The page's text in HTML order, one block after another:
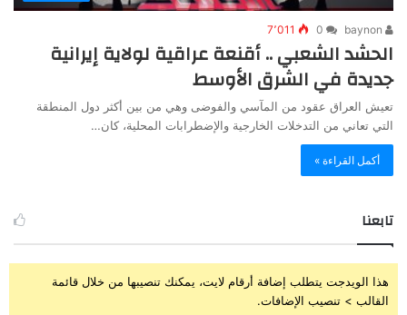
0 7٬011
الحشد الشعبي .. أقنعة عراقية لولاية إيرانية
جديدة في الشرق الأوسط
تعيش العراق عقود من المآسي والفوضى وهي من بين أكثر دول المنطقة
التي تعاني من التدخلات الخارجية والإضطرابات المحلية، كان…
أكمل القراءة »
تابعنا
هذا الويدجت يتطلب إضافة أرقام لايت، يمكنك تنصيبها من خلال قائمة
القالب > تنصيب الإضافات.